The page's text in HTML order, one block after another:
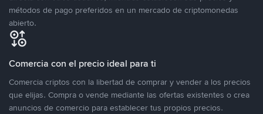
métodos de pago preferidos en un mercado de criptomonedas
abierto.
Comercia con el precio ideal para ti
Comercia criptos con la libertad de comprar y vender a los precios
que elijas. Compra o vende mediante las ofertas existentes o crea
anuncios de comercio para establecer tus propios precios.